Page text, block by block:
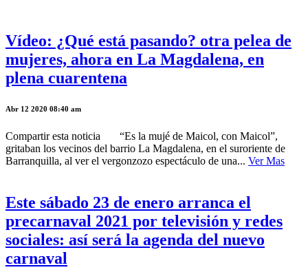
Vídeo: ¿Qué está pasando? otra pelea de
mujeres, ahora en La Magdalena, en
plena cuarentena
Abr 12 2020 08:40 am
Compartir esta noticia “Es la mujé de Maicol, con Maicol”,
gritaban los vecinos del barrio La Magdalena, en el suroriente de
Barranquilla, al ver el vergonzozo espectáculo de una... Ver Mas
Este sábado 23 de enero arranca el
precarnaval 2021 por televisión y redes
sociales: así será la agenda del nuevo
carnaval